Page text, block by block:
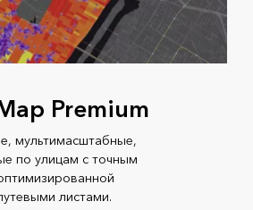
Premium
мультимасштабные,
по улицам с точным
листами.